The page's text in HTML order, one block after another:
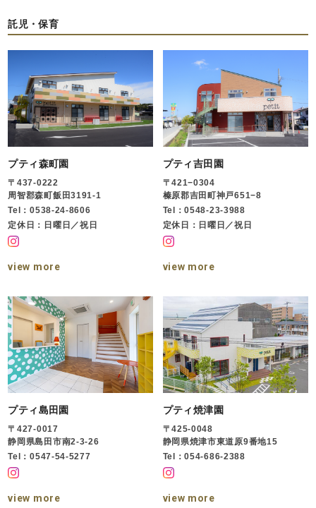
託児・保育
プティ森町園
〒437-0222
周智郡森町飯田3191-1
Tel：0538-24-8606
定休日：日曜日／祝日
view more
プティ吉田園
〒421−0304
榛原郡吉田町神戸651−8
Tel：0548-23-3988
定休日：日曜日／祝日
view more
プティ島田園
〒427-0017
静岡県島田市南2-3-26
Tel：0547-54-5277
view more
プティ焼津園
〒425-0048
静岡県焼津市東道原9番地15
Tel：054-686-2388
view more